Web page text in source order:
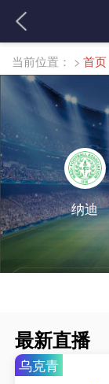
当前位置： > 首页
纳迪
最新直播
乌克青